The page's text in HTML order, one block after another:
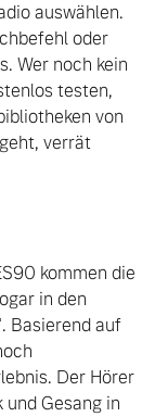
auswählen.
oder
Wer noch kein
testen,
von
verrät
kommen die
in den
Basierend auf
Der Hörer
Gesang in